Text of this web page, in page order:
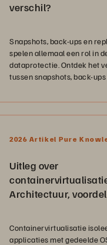
verschil?
Snapshots, back-ups en
spelen allemaal een rol in
dataprotectie. Ontdek het
tussen snapshots, back-ups
2026 Artikel Pure
Uitleg over
Architectuur,
Containervirtualisatie
applicaties met gedeelde